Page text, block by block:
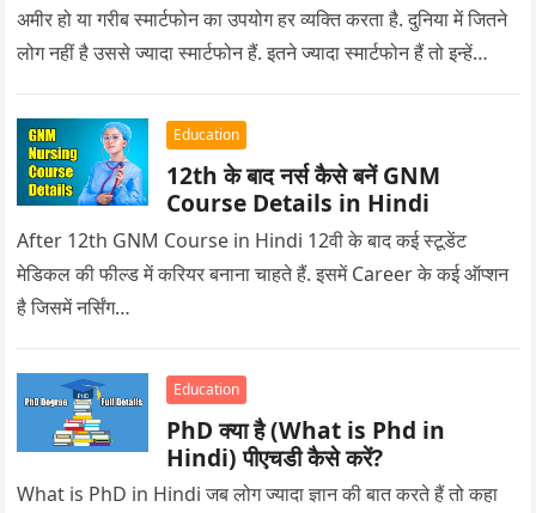
अमीर हो या गरीब स्मार्टफोन का उपयोग हर व्यक्ति करता है. दुनिया में जितने
लोग नहीं है उससे ज्यादा स्मार्टफोन हैं. इतने ज्यादा स्मार्टफोन हैं तो इन्हें…
Education
12th के बाद नर्स कैसे बनें GNM
Course Details in Hindi
After 12th GNM Course in Hindi 12वी के बाद कई स्टूडेंट
मेडिकल की फील्ड में करियर बनाना चाहते हैं. इसमें Career के कई ऑप्शन
है जिसमें नर्सिंग…
Education
PhD क्या है (What is Phd in
Hindi) पीएचडी कैसे करें?
What is PhD in Hindi जब लोग ज्यादा ज्ञान की बात करते हैं तो कहा